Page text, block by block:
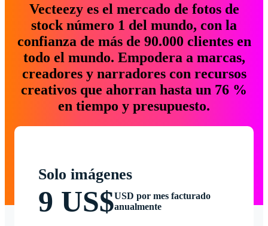
Vecteezy es el mercado de fotos de
stock número 1 del mundo, con la
confianza de más de 90.000 clientes en
todo el mundo. Empodera a marcas,
creadores y narradores con recursos
creativos que ahorran hasta un 76 %
en tiempo y presupuesto.
Solo imágenes
9 US$USD por mes facturado
anualmente